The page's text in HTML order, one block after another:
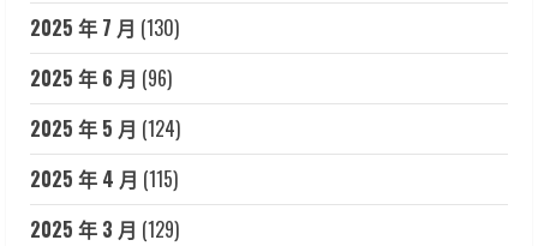
2025 年 7 月 (130)
2025 年 6 月 (96)
2025 年 5 月 (124)
2025 年 4 月 (115)
2025 年 3 月 (129)